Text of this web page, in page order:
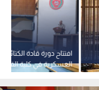
افتتاح دورة قادة
العسكرية في كلية
الملكية الأردنية